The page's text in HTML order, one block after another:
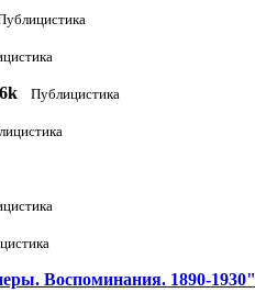
6k Публицистика
Воспоминания. 1890-1930"